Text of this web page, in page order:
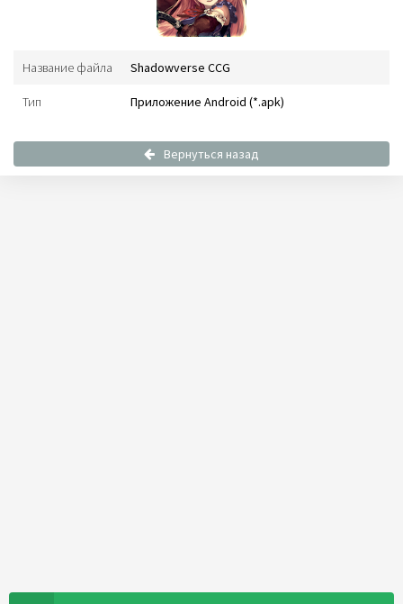
Название файла Shadowverse CCG
Тип Приложение Android (*.apk)
Вернуться назад